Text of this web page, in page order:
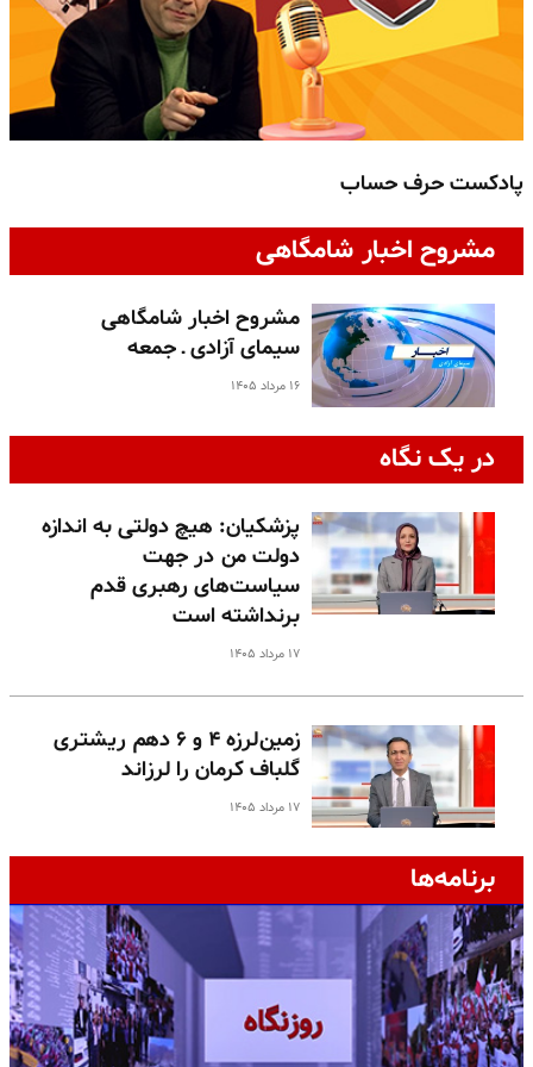
پادکست حرف حساب
مشروح اخبار شامگاهی
مشروح اخبار شامگاهی
سیمای آزادی ـ جمعه
۱۶ مرداد ۱۴۰۵
در یک نگاه
پزشکیان: هیچ دولتی به اندازه
دولت من در جهت
سیاست‌های رهبری قدم
برنداشته است
۱۷ مرداد ۱۴۰۵
زمین‌لرزه ۴ و ۶ دهم ریشتری
گلباف کرمان را لرزاند
۱۷ مرداد ۱۴۰۵
برنامه‌ها